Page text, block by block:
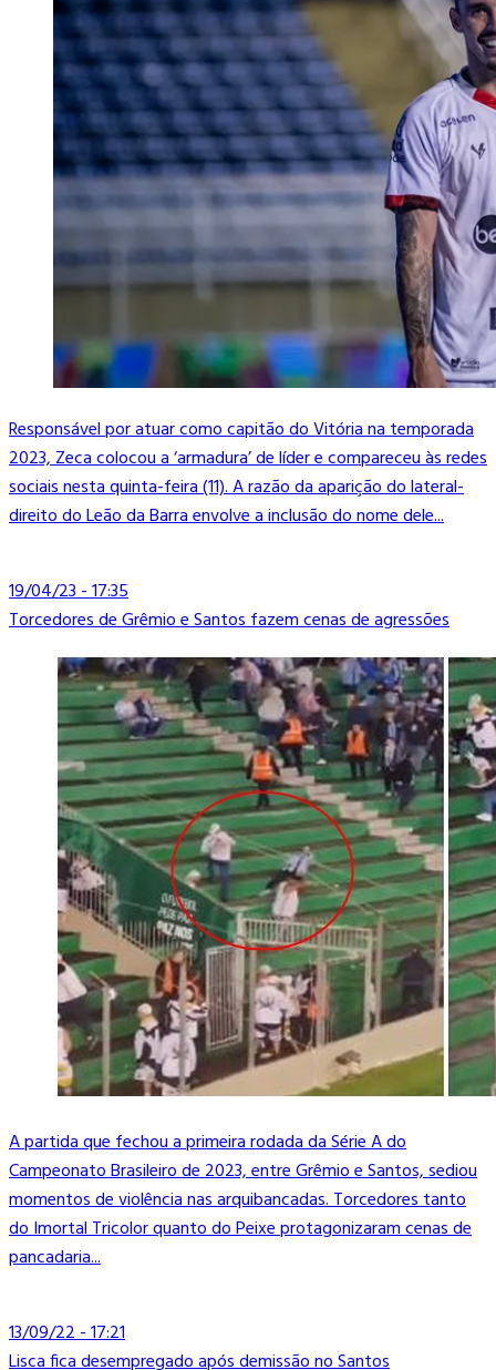
Responsável por atuar como capitão do Vitória na temporada
2023, Zeca colocou a ‘armadura’ de líder e compareceu às redes
sociais nesta quinta-feira (11). A razão da aparição do lateral-
direito do Leão da Barra envolve a inclusão do nome dele...
19/04/23 - 17:35
Torcedores de Grêmio e Santos fazem cenas de agressões
A partida que fechou a primeira rodada da Série A do
Campeonato Brasileiro de 2023, entre Grêmio e Santos, sediou
momentos de violência nas arquibancadas. Torcedores tanto
do Imortal Tricolor quanto do Peixe protagonizaram cenas de
pancadaria...
13/09/22 - 17:21
Lisca fica desempregado após demissão no Santos